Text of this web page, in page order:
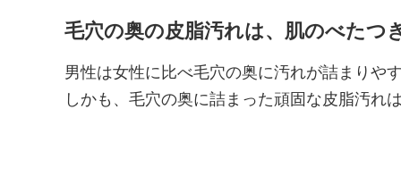
毛穴の奥の皮脂汚れは、肌のべたつ
男性は女性に比べ毛穴の奥に汚れが詰まりや
しかも、毛穴の奥に詰まった頑固な皮脂汚れ